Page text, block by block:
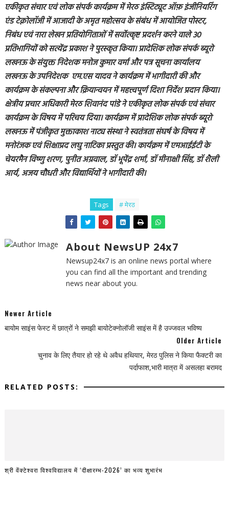
एकीकृत संचार एवं लोक संपर्क कार्यक्रम में मेरठ इंस्टिट्यूट ऑफ़ इंजीनियरिंग
एंड टेक्नोलॉजी में आजादी के अमृत महोत्सव के संबंध में आयोजित पोस्टर,
निबंध एवं नारा लेखन प्रतियोगिताओं में सर्वोत्कृष्ट प्रदर्शन करने वाले 30
प्रतिभागियों को सत्येंद्र प्रकाश ने पुरस्कृत किया। प्रादेशिक लोक संपर्क ब्यूरो
लखनऊ के संयुक्त निदेशक मनोज कुमार वर्मा और पत्र सूचना कार्यालय
लखनऊ के उपनिदेशक एम.एस यादव ने कार्यक्रम में भागीदारी की और
कार्यक्रम के संकल्पना और क्रियान्वयन में महत्त्वपूर्ण दिशा निर्देश प्रदान किया।
क्षेत्रीय प्रचार अधिकारी मेरठ शिवानंद पांडे ने एकीकृत लोक संपर्क एवं संचार
कार्यक्रम के विषय में परिचय दिया। कार्यक्रम में प्रादेशिक लोक संपर्क ब्यूरो
लखनऊ में पंजीकृत मुक्ताकाश नाट्य संस्था ने स्वतंत्रता संघर्ष के विषय में
मनोरंजक एवं शिक्षाप्रद लघु नाटिका प्रस्तुत की। कार्यक्रम में एमआईईटी के
चेयरमैन विष्णु शरण, पुनीत अग्रवाल, डॉ भूपेंद्र शर्मा, डॉ मीनाक्षी सिंह, डॉ शैली
आर्य, अजय चौधरी और विद्यार्थियों ने भागीदारी की।
Tags # मेरठ
About NewsUP 24x7
Newsup24x7 is an online news portal where
you can find all the important and trending
news near about you.
Newer Article
बायोम साइंस फेस्ट में छात्रों ने समझी बायोटेक्नोलॉजी साइंस में है उज्जवल भविष्य
Older Article
चुनाव के लिए तैयार हो रहे थे अवैध हथियार, मेरठ पुलिस ने किया फैक्टरी का
पर्दाफाश,भारी मात्रा में असलहा बरामद
RELATED POSTS:
श्री वेंक्टेश्वरा विश्वविद्यालय में ‘दीक्षारम्भ-2026’ का भव्य शुभारंभ